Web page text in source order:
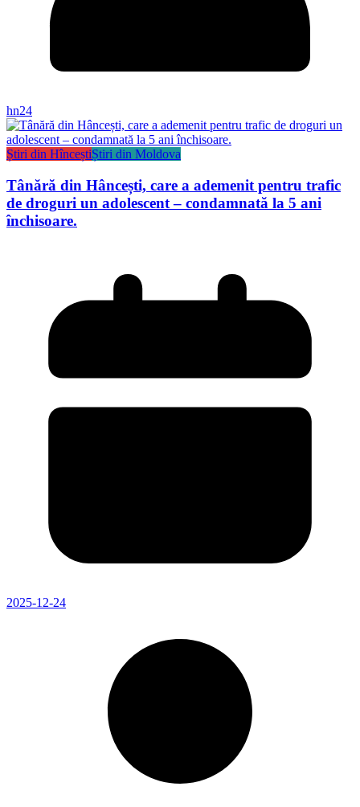
hn24
Știri din HînceștiȘtiri din Moldova
Tânără din Hâncești, care a ademenit pentru trafic
de droguri un adolescent – condamnată la 5 ani
închisoare.
2025-12-24